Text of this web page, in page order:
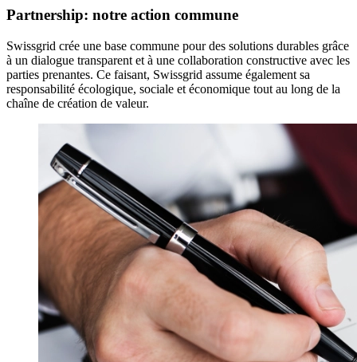
Partnership: notre action commune
Swissgrid crée une base commune pour des solutions durables grâce
à un dialogue transparent et à une collaboration constructive avec les
parties prenantes. Ce faisant, Swissgrid assume également sa
responsabilité écologique, sociale et économique tout au long de la
chaîne de création de valeur.